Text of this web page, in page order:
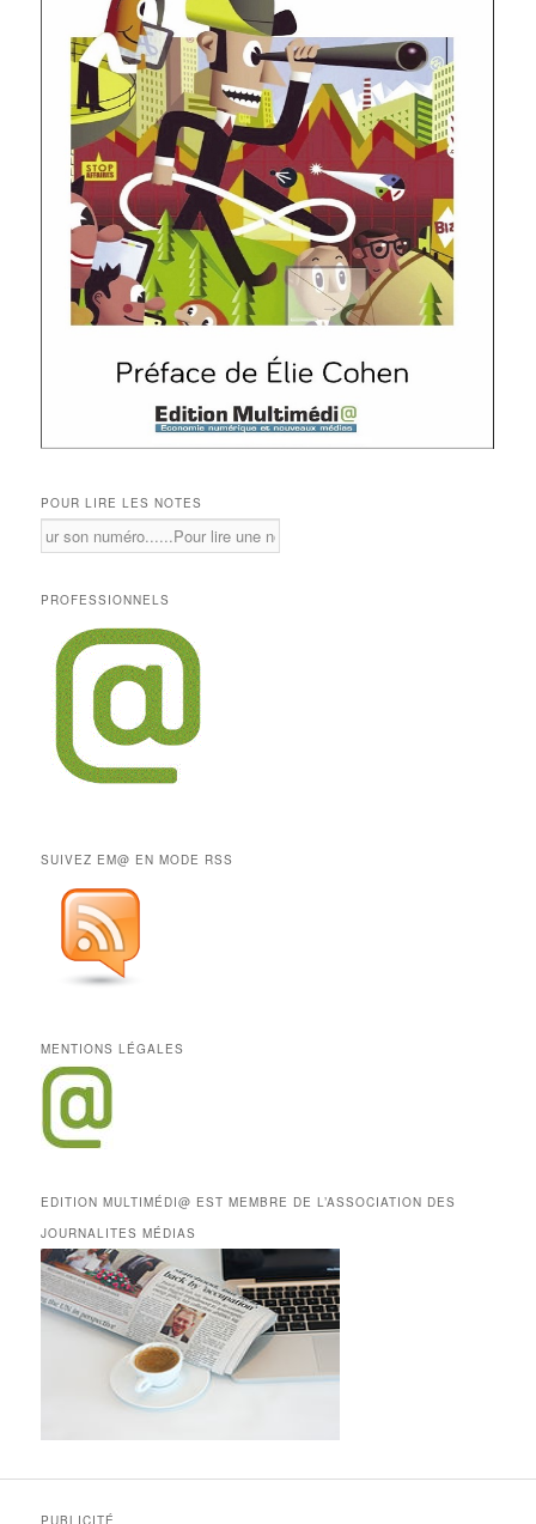
POUR LIRE LES NOTES
PROFESSIONNELS
SUIVEZ EM@ EN MODE RSS
MENTIONS LÉGALES
EDITION MULTIMÉDI@ EST MEMBRE DE L’ASSOCIATION DES
JOURNALITES MÉDIAS
PUBLICITÉ